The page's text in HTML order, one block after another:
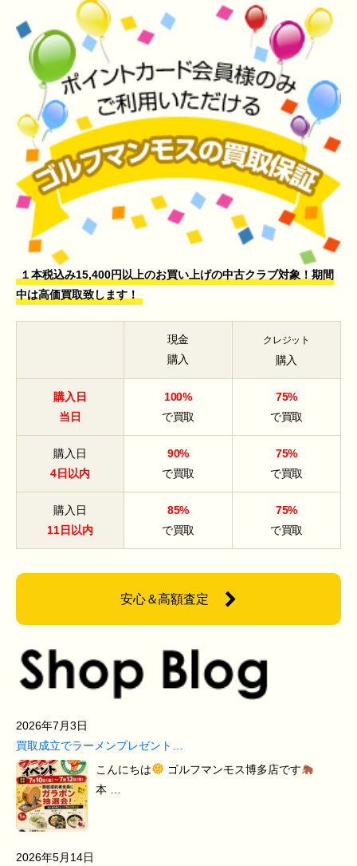
１本税込み15,400円以上のお買い上げの中古クラブ対象！期間
中は高価買取致します！
現金
購入
クレジット
購入
購入日
当日
100%
で買取
75%
で買取
購入日
4日以内
90%
で買取
75%
で買取
購入日
11日以内
85%
で買取
75%
で買取
安心＆高額査定
2026年7月3日
買取成立でラーメンプレゼント…
こんにちは
ゴルフマンモス博多店です
本 …
2026年5月14日